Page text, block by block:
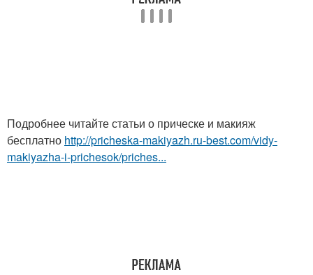
Подробнее читайте статьи о прическе и макияж
бесплатно http://pricheska-makiyazh.ru-best.com/vidy-
makiyazha-i-prichesok/priches...